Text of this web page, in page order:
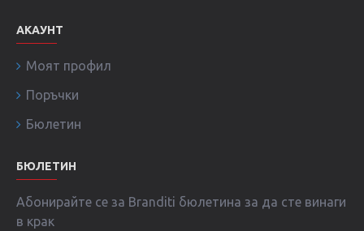
АКАУНТ
Моят профил
Поръчки
Бюлетин
БЮЛЕТИН
Абонирайте се за Branditi бюлетина за да сте винаги
в крак